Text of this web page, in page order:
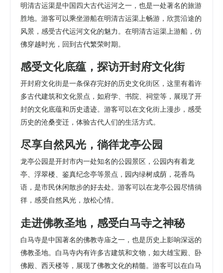
明清古运渠是中国四大古代运河之一，也是一处著名的旅游
胜地。游客可以乘坐游船在明清古运渠上畅游，欣赏沿途的
风景，感受古代运河文化的魅力。在明清古运渠上游船，仿
佛穿越时光，回到古代繁荣时期。
感受文化底蕴，探访开封府文化街
开封府文化街是一条保存完好的历史文化街区，这里有着许
多古代建筑和文化景点，如府学、书院、祠堂等，展现了开
封的文化底蕴和历史遗迹。游客可以在文化街上漫步，感受
历史的沧桑变迁，体验古代人们的生活方式。
尽享自然风光，徜徉龙亭公园
龙亭公园是开封市内一处知名的公园景区，公园内有着龙
亭、浮翠楼、鉴真纪念亭等景点，园内绿树成荫，花香鸟
语，是市民休闲散步的好去处。游客可以在龙亭公园尽情徜
徉，感受自然风光，放松心情。
走进佛教圣地，感受白马寺之神秘
白马寺是中国著名的佛教寺庙之一，也是历史上影响深远的
佛教圣地。白马寺内有许多古建筑和文物，如大雄宝殿、卧
佛殿、西天楼等，展现了佛教文化的精髓。游客可以在白马